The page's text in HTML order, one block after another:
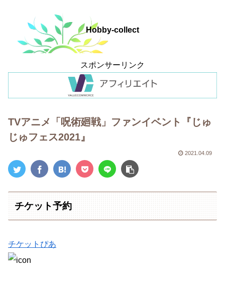
Hobby-collect
スポンサーリンク
TVアニメ「呪術廻戦」ファンイベント『じゅ
じゅフェス2021』
2021.04.09
チケット予約
チケットぴあ